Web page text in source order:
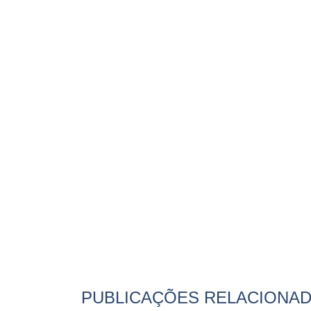
PUBLICAÇÕES